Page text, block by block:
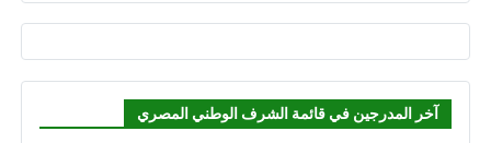
آخر المدرجين في قائمة الشرف الوطني المصري